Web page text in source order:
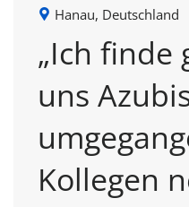
Hanau, Deutschland
„Ich finde
uns
Kollegen